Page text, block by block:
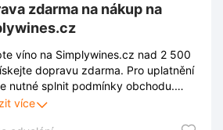
zdarma na nákup na
víno na Simplywines.cz nad 2 500
dopravu zdarma. Pro uplatnění
nutné splnit podmínky obchodu.
naleznete na webu a mohou se
více